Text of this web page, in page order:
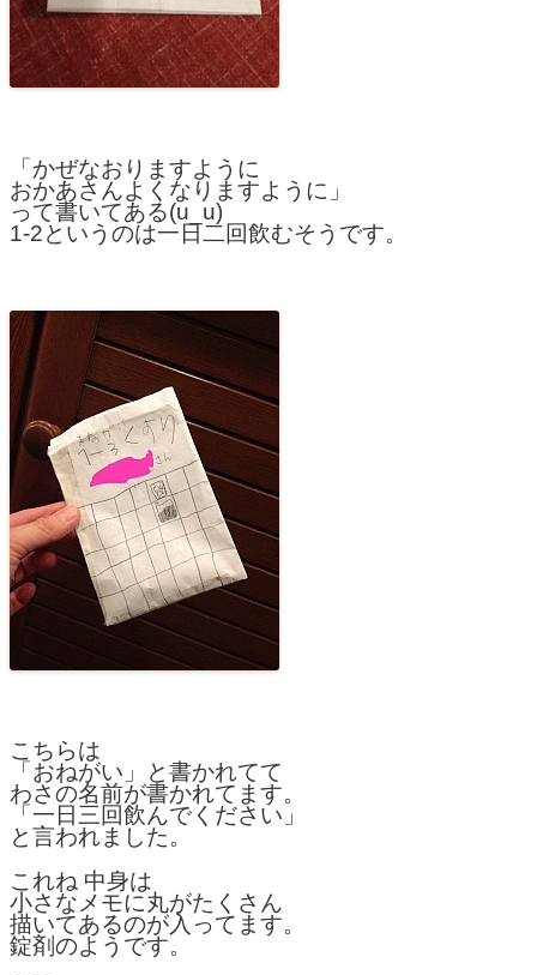
「かぜなおりますように
おかあさんよくなりますように」
って書いてある(u_u)
1-2というのは一日二回飲むそうです。
こちらは
「おねがい」と書かれてて
わさの名前が書かれてます。
「一日三回飲んでください」
と言われました。
これね 中身は
小さなメモに丸がたくさん
描いてあるのが入ってます。
錠剤のようです。